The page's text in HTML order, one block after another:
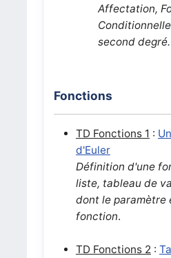
Affectation,
second degré.
Fonctions
TD Fonctions 1 :
d'Euler
Définition d'une
liste, tableau de
dont le paramètre
fonction.
TD Fonctions 2: